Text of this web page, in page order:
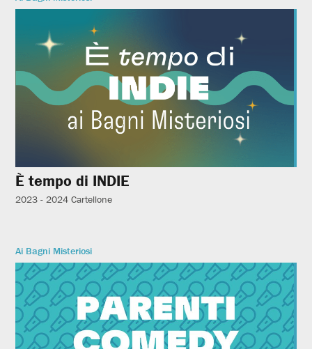
È tempo di INDIE
2023 - 2024 Cartellone
Ai Bagni Misteriosi